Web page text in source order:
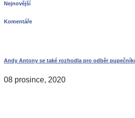
Nejnovější
Komentáře
Andy Antony se také rozhodla pro odběr
08 prosince, 2020